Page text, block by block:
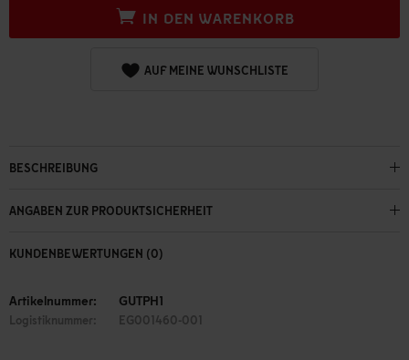
IN DEN WARENKORB
AUF MEINE WUNSCHLISTE
BESCHREIBUNG
ANGABEN ZUR PRODUKTSICHERHEIT
KUNDENBEWERTUNGEN (0)
Artikelnummer: GUTPH1
Logistiknummer: EG001460-001